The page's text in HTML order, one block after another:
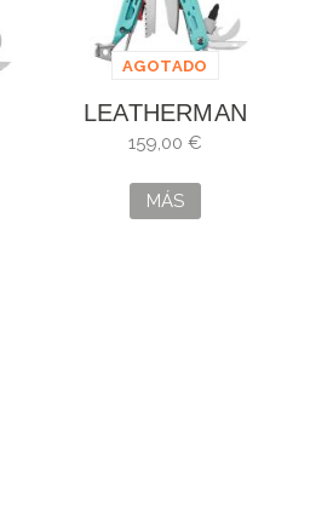
AGOTADO
LEATHERMAN
SIGNAL
PLATA
159,00 €
MÁS